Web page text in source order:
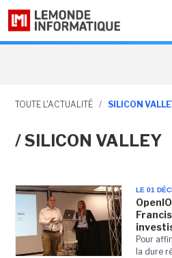
TOUTE L'ACTUALITÉ / SILICON
/ SILICON VALLEY
LE 01
Pour
la dure